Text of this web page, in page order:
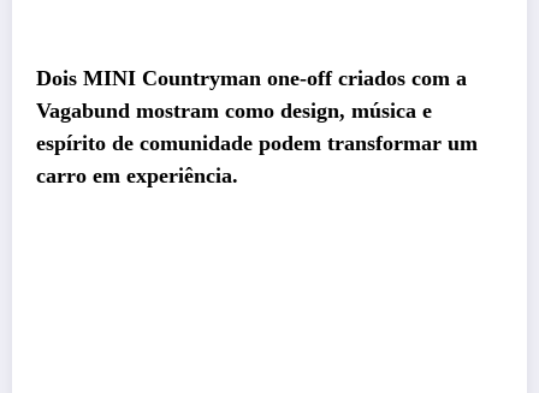
Dois MINI Countryman one-offcriados com a
Vagabund mostram como design, música e
espírito de comunidade podem transformar um
carro em experiência.